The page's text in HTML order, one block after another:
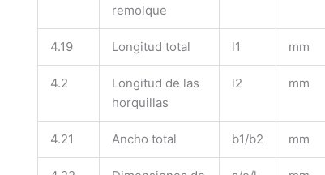
remolque
4.19 Longitud total l1 mm
4.2
Longitud de las
horquillas
l2 mm
4.21 Ancho total b1/b2 mm